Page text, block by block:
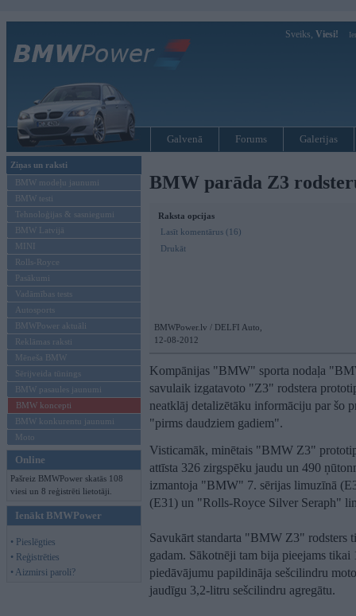
Sveiks, Viesi!
Galvenā Forums Galerijas
Ziņas un raksti
BMW modeļu jaunumi
BMW testi
Tehnoloģijas & sasniegumi
BMW Latvijā
MINI
Rolls-Royce
Pasākumi
Vadāmības tests
Autosports
BMWPower aktuāli
Reklāmas raksti
Mēneša BMW
Sērijveida tūnings
BMW pasaules jaunumi
BMW koncepti
BMW konkurentu jaunumi
Moto
Online
Pašreiz BMWPower skatās 108
viesi un 8 reģistrēti lietotāji.
Ienākt BMWPower
• Pieslēgties
• Reģistrēties
• Aizmirsi paroli?
BMW parāda Z3
Raksta opcijas
Lasīt komentārus (16)
Drukāt
BMWPower.lv / DELFI Auto,
12-08-2012
Kompānijas "BMW" sporta nodaļa
savulaik izgatavoto "Z3" rodstera
neatklāj detalizētāku informāciju par šo
"pirms daudziem gadiem".
Visticamāk, minētais "BMW Z3"
attīsta 326 zirgspēku jaudu un 490
izmantoja "BMW" 7. sērijas limuzīnā
(E31) un "Rolls-Royce Silver Seraph"
Savukārt standarta "BMW Z3" rodsters
gadam. Sākotnēji tam bija pieejams
piedāvājumu papildināja sešcilindru
jaudīgu 3,2-litru sešcilindru agregātu.